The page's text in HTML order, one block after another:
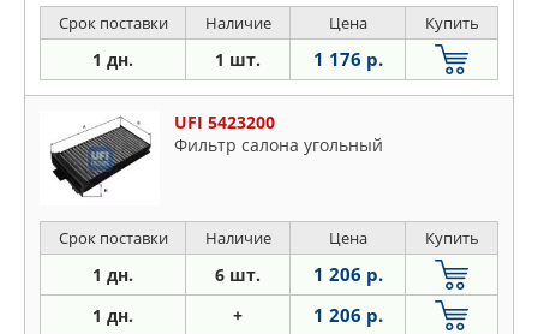
Срок поставки Наличие Цена Купить
1 дн. 1 шт. 1 176 р.
UFI 5423200
Фильтр салона угольный
Срок поставки Наличие Цена Купить
1 дн. 6 шт. 1 206 р.
1 дн. + 1 206 р.